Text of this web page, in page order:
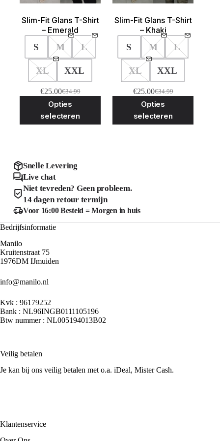
Slim-Fit Glans T-Shirt
– Emerald
S M L
XL XXL
€34.99
Oorspronkelijke
prijs
was:
€25.00Huidige
prijs
is:
Opties
selecteren
meerdere
op
de
productpagina
Slim-Fit Glans T-Shirt
– Khaki
S M L
XL XXL
€34.99
Oorspronkelijke
prijs
was:
€25.00Huidige
prijs
is:
Opties
selecteren
Snelle Levering
Live chat
Niet tevreden? Geen probleem.
14 dagen retour termijn
Voor 16:00 Besteld = Morgen in huis
Bedrijfsinformatie
Manilo
Kruitenstraat 75
1976DM IJmuiden
info@manilo.nl
Kvk : 96179252
Bank : NL96INGB0111105196
Btw nummer : NL005194013B02
Veilig betalen
Je kan bij ons veilig betalen met o.a. iDeal, Mister Cash.
Klantenservice